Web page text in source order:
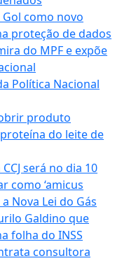
como novo
proteção de dados
do MPF e expõe
Política Nacional
produto
do leite de
será no dia 10
como ‘amicus
Nova Lei do Gás
Galdino que
folha do INSS
consultora